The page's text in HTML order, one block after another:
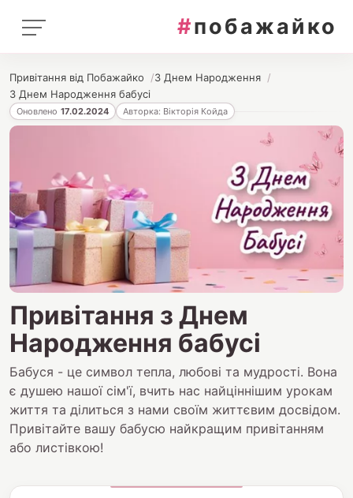
#побажайко
Привітання від Побажайко
З Днем Народження
З Днем Народження бабусі
Оновлено 17.02.2024 Авторка: Вікторія Койда
Привітання з Днем
Народження бабусі
Бабуся - це символ тепла, любові та мудрості. Вона
є душею нашої сім'ї, вчить нас найціннішим урокам
життя та ділиться з нами своїм життєвим досвідом.
Привітайте вашу бабусю найкращим привітанням
або листівкою!